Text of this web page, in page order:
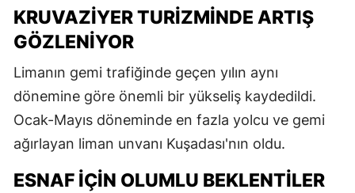
KRUVAZIYER TURIZMINDE ARTIŞ
GÖZLENIYOR
Limanın gemi trafiğinde geçen yılın aynı
dönemine göre önemli bir yükseliş kaydedildi.
Ocak-Mayıs döneminde en fazla yolcu ve gemi
ağırlayan liman unvanı Kuşadası'nın oldu.
ESNAF İÇIN OLUMLU BEKLENTILER